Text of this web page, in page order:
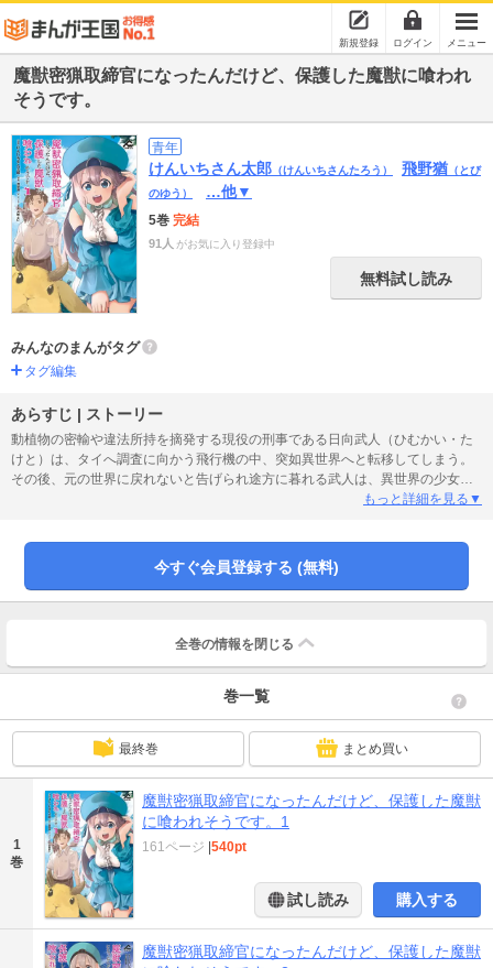
新規登録 ログイン メニュー
魔獣密猟取締官になったんだけど、保護した魔獣に喰われ
そうです。
青年
けんいちさん太郎 （けんいちさんたろう） 飛野猶 （とび
のゆう）
…他▼
5巻 完結
91人 がお気に入り登録中
無料試し読み
みんなのまんがタグ
タグ編集
あらすじ | ストーリー
動植物の密輸や違法所持を摘発する現役の刑事である日向武人（ひむかい・た
けと）は、タイへ調査に向かう飛行機の中、突如異世界へと転移してしまう。
その後、元の世界に戻れないと告げられ途方に暮れる武人は、異世界の少女シ
ャンテに誘われ、魔獣を密猟から守る取締官として異世界就職を果たす。命の
もっと詳細を見る▼
今すぐ会員登録する (無料)
全巻の情報を 閉じる
巻一覧
最終巻 まとめ買い
1
巻
魔獣密猟取締官になったんだけど、保護した魔獣
に喰われそうです。1
161ページ 540pt
試し読み 購入する
魔獣密猟取締官になったんだけど、保護した魔獣